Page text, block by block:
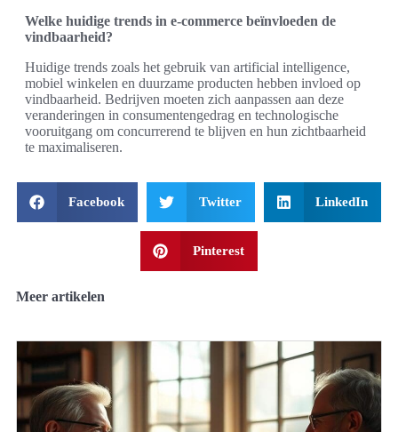
Welke huidige trends in e-commerce beïnvloeden de
vindbaarheid?
Huidige trends zoals het gebruik van artificial intelligence,
mobiel winkelen en duurzame producten hebben invloed op
vindbaarheid. Bedrijven moeten zich aanpassen aan deze
veranderingen in consumentengedrag en technologische
vooruitgang om concurrerend te blijven en hun zichtbaarheid
te maximaliseren.
Facebook Twitter LinkedIn
Pinterest
Meer artikelen